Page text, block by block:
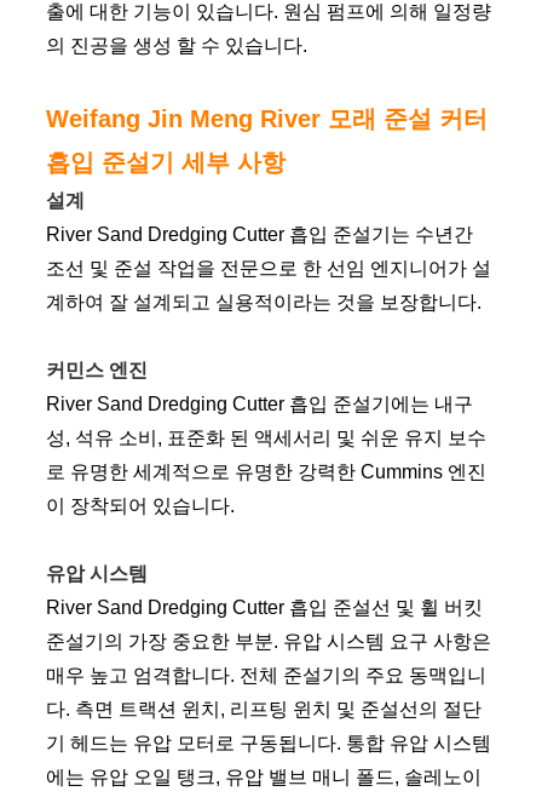
출에 대한 기능이 있습니다. 원심 펌프에 의해 일정량
의 진공을 생성 할 수 있습니다.
Weifang Jin Meng River 모래 준설 커터
흡입 준설기 세부 사항
설계
River Sand Dredging Cutter 흡입 준설기는 수년간
조선 및 준설 작업을 전문으로 한 선임 엔지니어가 설
계하여 잘 설계되고 실용적이라는 것을 보장합니다.
커민스 엔진
River Sand Dredging Cutter 흡입 준설기에는 내구
성, 석유 소비, 표준화 된 액세서리 및 쉬운 유지 보수
로 유명한 세계적으로 유명한 강력한 Cummins 엔진
이 장착되어 있습니다.
유압 시스템
River Sand Dredging Cutter 흡입 준설선 및 휠 버킷
준설기의 가장 중요한 부분. 유압 시스템 요구 사항은
매우 높고 엄격합니다. 전체 준설기의 주요 동맥입니
다. 측면 트랙션 윈치, 리프팅 윈치 및 준설선의 절단
기 헤드는 유압 모터로 구동됩니다. 통합 유압 시스템
에는 유압 오일 탱크, 유압 밸브 매니 폴드, 솔레노이